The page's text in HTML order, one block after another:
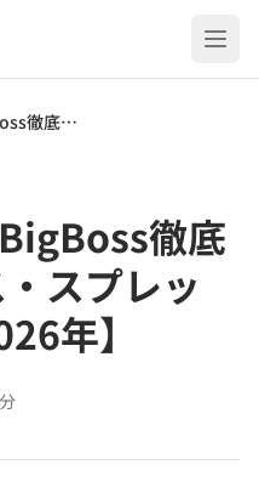
XMTrading vs BigBoss徹底比較｜ボーナス・スプレッド・信頼性【2026年】
徹底
スプレッ
年】